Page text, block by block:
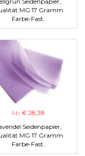
MG 17 Gramm
Farbe-Fast.
Ab € 28,38
Seidenpapier,
MG 17 Gramm
Farbe-Fast.